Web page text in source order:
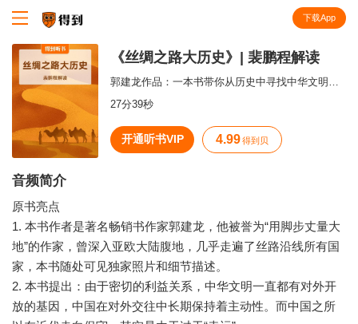
下载App
《丝绸之路大历史》| 裴鹏程解读
郭建龙作品：一本书带你从历史中寻找中华文明的对外开放基因
27分39秒
开通听书VIP 4.99 得到贝
音频简介
原书亮点
1. 本书作者是著名畅销书作家郭建龙，他被誉为“用脚步丈量大
地”的作家，曾深入亚欧大陆腹地，几乎走遍了丝路沿线所有国
家，本书随处可见独家照片和细节描述。
2. 本书提出：由于密切的利益关系，中华文明一直都有对外开
放的基因，中国在对外交往中长期保持着主动性。而中国之所